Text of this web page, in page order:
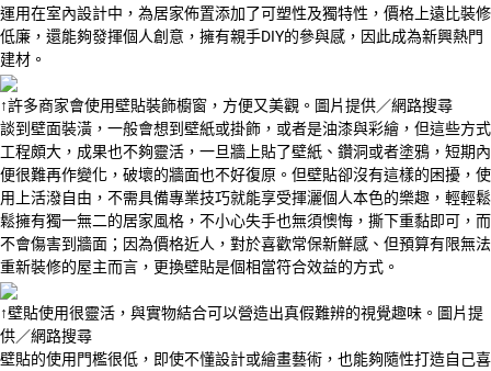
運用在室內設計中，為居家佈置添加了可塑性及獨特性，價格上遠比裝修
低廉，還能夠發揮個人創意，擁有親手DIY的參與感，因此成為新興熱門
建材。
↑許多商家會使用壁貼裝飾櫥窗，方便又美觀。圖片提供／網路搜尋
談到壁面裝潢，一般會想到壁紙或掛飾，或者是油漆與彩繪，但這些方式
工程頗大，成果也不夠靈活，一旦牆上貼了壁紙、鑽洞或者塗鴉，短期內
便很難再作變化，破壞的牆面也不好復原。但壁貼卻沒有這樣的困擾，使
用上活潑自由，不需具備專業技巧就能享受揮灑個人本色的樂趣，輕輕鬆
鬆擁有獨一無二的居家風格，不小心失手也無須懊悔，撕下重黏即可，而
不會傷害到牆面；因為價格近人，對於喜歡常保新鮮感、但預算有限無法
重新裝修的屋主而言，更換壁貼是個相當符合效益的方式。
↑壁貼使用很靈活，與實物結合可以營造出真假難辨的視覺趣味。圖片提
供／網路搜尋
壁貼的使用門檻很低，即使不懂設計或繪畫藝術，也能夠隨性打造自己喜